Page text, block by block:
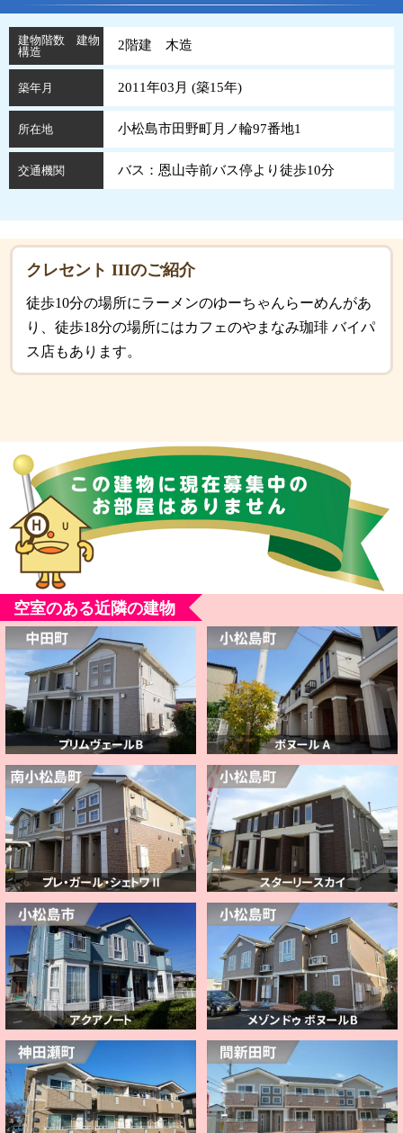
建物階数 建物
構造
2階建 木造
築年月 2011年03月 (築15年)
所在地 小松島市田野町月ノ輪97番地1
交通機関 バス：恩山寺前バス停より徒歩10分
クレセント IIIのご紹介
徒歩10分の場所にラーメンのゆーちゃんらーめんがあ
り、徒歩18分の場所にはカフェのやまなみ珈琲 バイパ
ス店もあります。
空室のある近隣の建物